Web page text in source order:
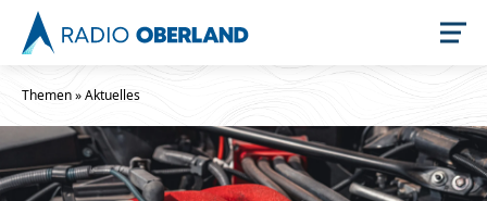
Themen»Aktuelles